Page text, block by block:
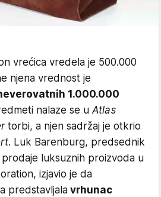
vrećica vredela je 500.000
njena vrednost je
1.000.000
nalaze se uAtlas
torbi, a njen sadržaj je otkrio
. Luk Barenburg, predsednik
prodaje luksuznih proizvoda u
izjavio je da
predstavljala vrhunac